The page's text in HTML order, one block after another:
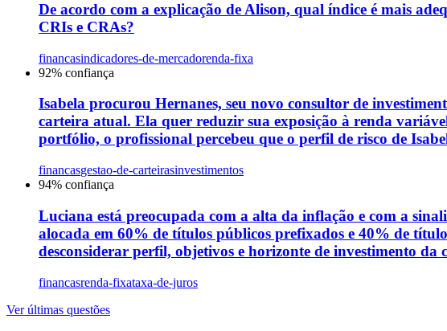
De acordo com a explicação de Alison, qual índice é mais
CRIs e CRAs?
financasindicadores-de-mercadorenda-fixa
92% confiança
Isabela procurou Hernanes, seu novo consultor de
carteira atual. Ela quer reduzir sua exposição à renda
portfólio, o profissional percebeu que o perfil de risco de
financasgestao-de-carteirasinvestimentos
94% confiança
Luciana está preocupada com a alta da inflação e com a
alocada em 60% de títulos públicos prefixados e 40% de
desconsiderar perfil, objetivos e horizonte de investimento
financasrenda-fixataxa-de-juros
Ver últimas questões